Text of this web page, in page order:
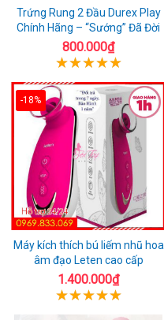
Trứng Rung 2 Đầu Durex Play
Chính Hãng – “Sướng” Đã Đời
800.000₫
-18%
Máy kích thích bú liếm nhũ hoa
âm đạo Leten cao cấp
1.400.000₫